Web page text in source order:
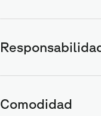
Comodidad